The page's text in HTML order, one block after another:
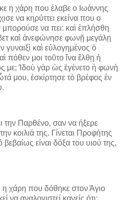
η χάρη που έλαβε ο Ιωάννης
να κηρύττει εκείνα που ο
μπορούσε να πει: καὶ ἐπλήσθη
καὶ ἀνεφώνησε φωνῇ μεγάλῃ
γυναιξὶ καὶ εὐλογημένος ὁ
πόθεν μοι τοῦτο ἵνα ἔλθῃ ἡ
με; Ἰδοὺ γὰρ ὡς ἐγένετο ἡ φωνὴ
μου, ἐσκίρτησε τὸ βρέφος ἐν
την Παρθένο, σαν να ήξερε
κοιλιά της. Γίνεται Προφήτης
είναι δόξα του υιού της,
η χάρη που δόθηκε στον Άγιο
να αναλογιστεί κανείς ότι: